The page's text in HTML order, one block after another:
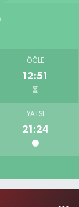
ÖĞLE
12:51
YATSI
21:24